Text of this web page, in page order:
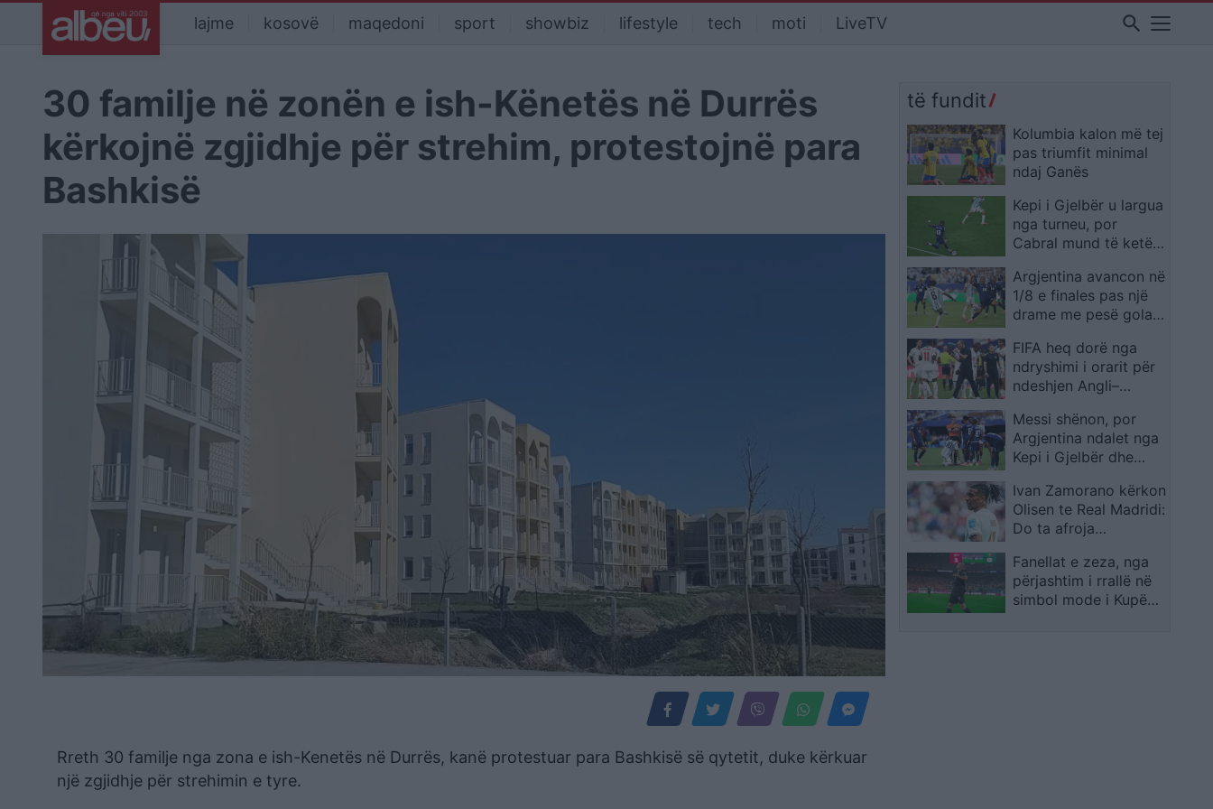
lajme kosovë maqedoni sport showbiz lifestyle tech moti LiveTV search
30 familje në zonën e ish-Kënetës në Durrës
kërkojnë zgjidhje për strehim, protestojnë para
Bashkisë
Rreth 30 familje nga zona e ish-Kenetës në Durrës, kanë protestuar para Bashkisë së qytetit, duke kërkuar
një zgjidhje për strehimin e tyre.
të fundit
Kolumbia kalon më tej
pas triumfit minimal
ndaj Ganës
Kepi i Gjelbër u largua
nga turneu, por
Cabral mund të ketë
spektakolar të këtij
Kampionati Botëror
Argjentina avancon në
1/8 e finales pas një
drame me pesë gola,
rrëzon Kepin e Gjelbër
FIFA heq dorë nga
ndryshimi i orarit për
ndeshjen Angli–
Messi shënon, por
Argjentina ndalet nga
Kepi i Gjelbër dhe
Ivan Zamorano kërkon
Olisen te Real Madridi:
Do ta afroja
Fanellat e zeza, nga
përjashtim i rrallë në
simbol mode i Kupës